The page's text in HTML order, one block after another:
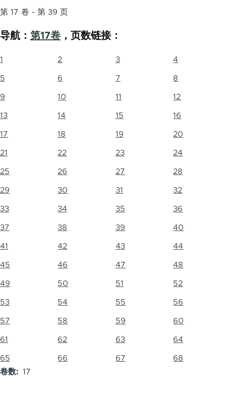
第 17 卷 - 第 39 页
导航： 第17卷 ，页数链接：
1 2 3 4
5 6 7 8
9 10 11 12
13 14 15 16
17 18 19 20
21 22 23 24
25 26 27 28
29 30 31 32
33 34 35 36
37 38 39 40
41 42 43 44
45 46 47 48
49 50 51 52
53 54 55 56
57 58 59 60
61 62 63 64
65 66 67
68
卷数
17